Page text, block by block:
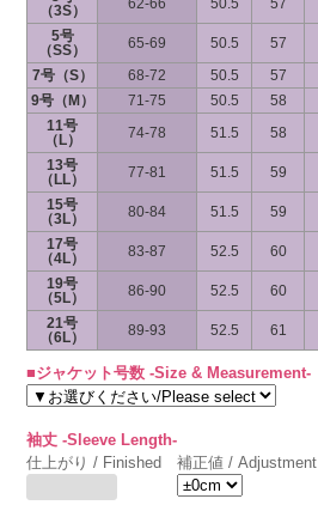
（3S）
62-66 50.5 57
5号
（SS）
65-69 50.5 57
7号（S）
68-72 50.5 57
9号（M）
71-75 50.5 58
11号
（L）
74-78 51.5 58
13号
（LL）
77-81 51.5 59
15号
（3L）
80-84 51.5 59
17号
（4L）
83-87 52.5 60
19号
（5L）
86-90 52.5 60
21号
（6L）
89-93 52.5 61
■ジャケット号数 -Size & Measurement-
袖丈 -Sleeve Length-
仕上がり / Finished
補正値 / Adjustment